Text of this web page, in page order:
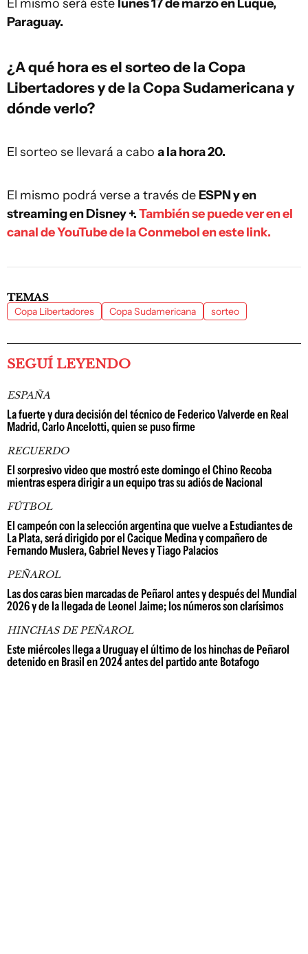
El mismo será este lunes 17 de marzo en Luque,
Paraguay.
¿A qué hora es el sorteo de la Copa
Libertadores y de la Copa Sudamericana y
dónde verlo?
El sorteo se llevará a cabo a la hora 20.
El mismo podrá verse a través de ESPN y en
streaming en Disney +.También se puede ver en el
canal de YouTube de la Conmebol en este link.
TEMAS
Copa Libertadores Copa Sudamericana sorteo
SEGUÍ LEYENDO
ESPAÑA
La fuerte y dura decisión del técnico de Federico Valverde en Real
Madrid, Carlo Ancelotti, quien se puso firme
RECUERDO
El sorpresivo video que mostró este domingo el Chino Recoba
mientras espera dirigir a un equipo tras su adiós de Nacional
FÚTBOL
El campeón con la selección argentina que vuelve a Estudiantes de
La Plata, será dirigido por el Cacique Medina y compañero de
Fernando Muslera, Gabriel Neves y Tiago Palacios
PEÑAROL
Las dos caras bien marcadas de Peñarol antes y después del Mundial
2026 y de la llegada de Leonel Jaime; los números son clarísimos
HINCHAS DE PEÑAROL
Este miércoles llega a Uruguay el último de los hinchas de Peñarol
detenido en Brasil en 2024 antes del partido ante Botafogo